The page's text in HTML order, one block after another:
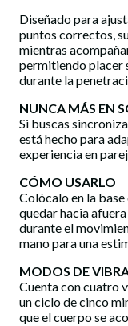
Diseñado para
puntos correctos,
mientras
permitiendo placer
durante la
NUNCA MÁS EN
Si buscas
está hecho para
experiencia en
CÓMO USARLO
Colócalo en la base
quedar hacia
durante el
mano para una
MODOS DE
Cuenta con cuatro
un ciclo de cinco
que el cuerpo se